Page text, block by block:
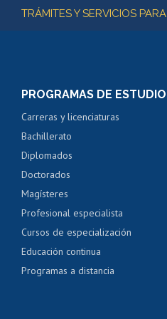
TRÁMITES Y SERVICIOS PARA
PROGRAMAS DE ESTUDIO
Carreras y licenciaturas
Bachillerato
Diplomados
Doctorados
Magísteres
Profesional especialista
Cursos de especialización
Educación continua
Programas a distancia